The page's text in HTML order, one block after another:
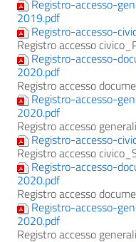
Registro-accesso-
2019.pdf
Registro-accesso-
Registro accesso
Registro-accesso-
2020.pdf
Registro accesso
Registro-accesso-
2020.pdf
Registro accesso
Registro-accesso-
Registro accesso
Registro-accesso-
2020.pdf
Registro accesso
Registro-accesso-
2020.pdf
Registro accesso